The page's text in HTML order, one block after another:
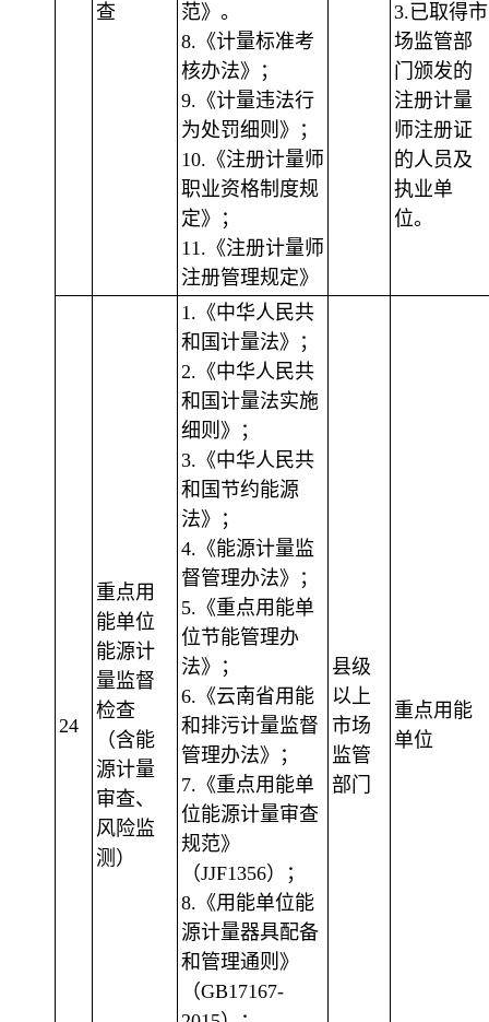
查
范》。
8.《计量标准考
核办法》；
9.《计量违法行
为处罚细则》；
10.《注册计量师
职业资格制度规
定》；
11.《注册计量师
注册管理规定》
3.已取得市
场监管部
门颁发的
注册计量
师注册证
的人员及
执业单
位。
24
重点用
能单位
能源计
量监督
检查
（含能
源计量
审查、
风险监
测）
1.《中华人民共
和国计量法》；
2.《中华人民共
和国计量法实施
细则》；
3.《中华人民共
和国节约能源
法》；
4.《能源计量监
督管理办法》；
5.《重点用能单
位节能管理办
法》；
6.《云南省用能
和排污计量监督
管理办法》；
7.《重点用能单
位能源计量审查
规范》
（JJF1356）；
8.《用能单位能
源计量器具配备
和管理通则》
（GB17167-
县级
以上
市场
监管
部门
重点用能
单位